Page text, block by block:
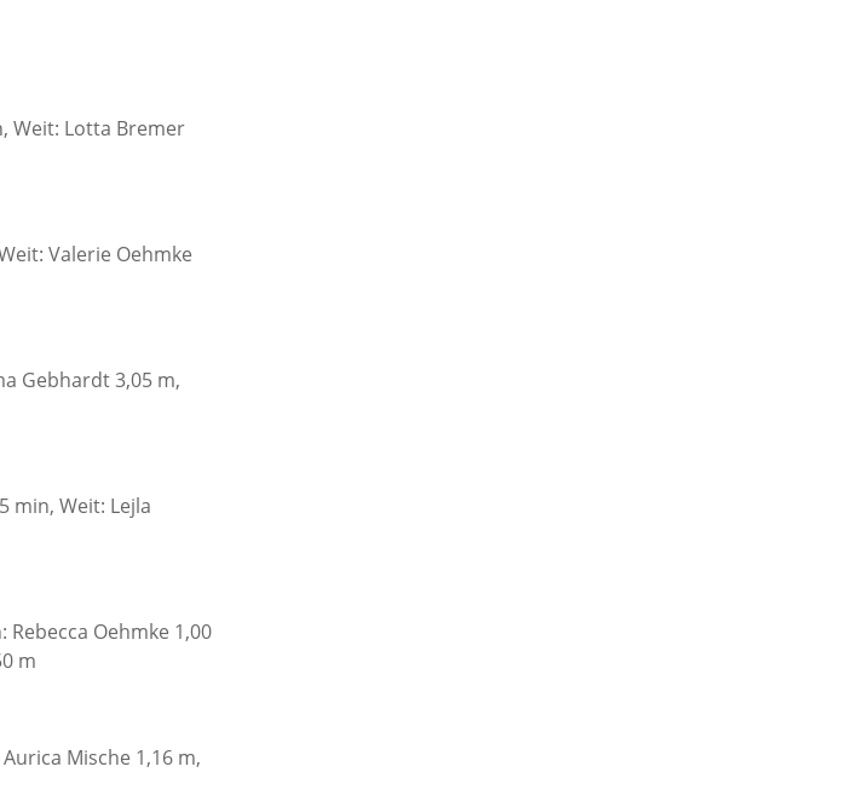
Weit: Lotta Bremer
Valerie Oehmke
Gebhardt 3,05 m,
min, Weit: Lejla
Rebecca Oehmke 1,00
m
Mische 1,16 m,